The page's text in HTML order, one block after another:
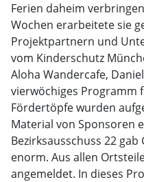
Ferien daheim
Wochen erarbeitete sie
Projektpartnern und
vom Kinderschutz
Aloha Wandercafe,
vierwöchiges Programm
Fördertöpfe wurden
Material von Sponsoren
Bezirksausschuss 22 gab
enorm. Aus allen
angemeldet. In dieses